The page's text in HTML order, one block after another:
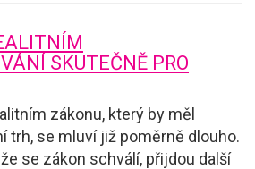
SKUTEČNĚ PRO
zákonu, který by měl
trh, se mluví již poměrně dlouho.
se zákon schválí, přijdou další